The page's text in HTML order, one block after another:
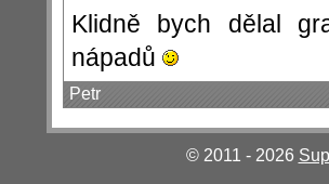
Klidně bych dělal
nápadů
Petr
© 2011 - 2026